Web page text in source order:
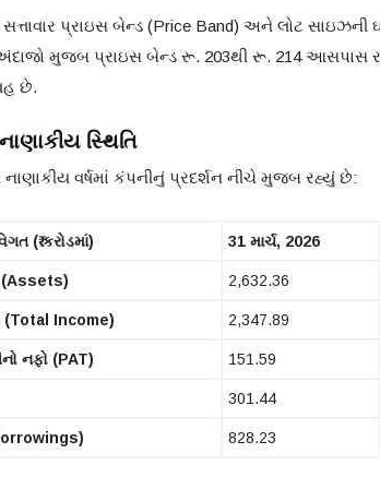
સત્તાવાર પ્રાઇસ બેન્ડ (Price Band) અને લોટ
મુજબ પ્રાઇસ બેન્ડ રૂ. 203થી રૂ. 214 આસપાસ
છે.
સ્થિતિ
વર્ષમાં કંપનીનું પ્રદર્શન નીચે મુજબ રહ્યું છે:
(₹ કરોડમાં) 31 માર્ચ, 2026
(Assets) 2,632.36
Income) 2,347.89
નફો (PAT) 151.59
301.44
828.23